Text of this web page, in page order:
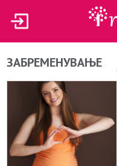
ЗАБРЕМЕНУВАЊЕ